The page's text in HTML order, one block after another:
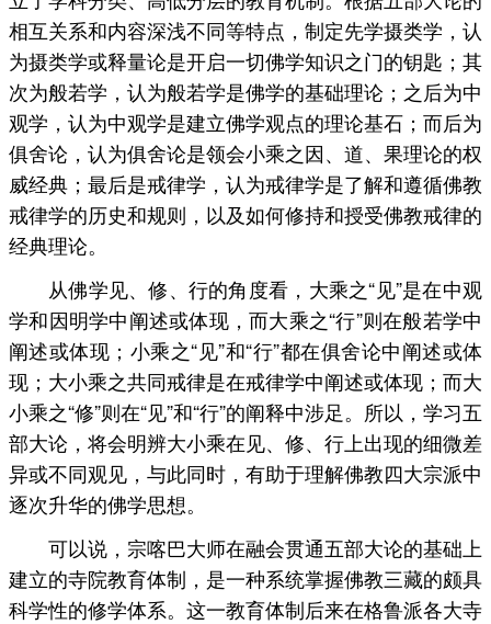
相互关系和内容深浅不同等特点，制定先学摄类学，认
为摄类学或释量论是开启一切佛学知识之门的钥匙；其
次为般若学，认为般若学是佛学的基础理论；之后为中
观学，认为中观学是建立佛学观点的理论基石；而后为
俱舍论，认为俱舍论是领会小乘之因、道、果理论的权
威经典；最后是戒律学，认为戒律学是了解和遵循佛教
戒律学的历史和规则，以及如何修持和授受佛教戒律的
经典理论。
从佛学见、修、行的角度看，大乘之“见”是在中观
学和因明学中阐述或体现，而大乘之“行”则在般若学中
阐述或体现；小乘之“见”和“行”都在俱舍论中阐述或体
现；大小乘之共同戒律是在戒律学中阐述或体现；而大
小乘之“修”则在“见”和“行”的阐释中涉足。所以，学习五
部大论，将会明辨大小乘在见、修、行上出现的细微差
异或不同观见，与此同时，有助于理解佛教四大宗派中
逐次升华的佛学思想。
可以说，宗喀巴大师在融会贯通五部大论的基础上
建立的寺院教育体制，是一种系统掌握佛教三藏的颇具
科学性的修学体系。这一教育体制后来在格鲁派各大寺